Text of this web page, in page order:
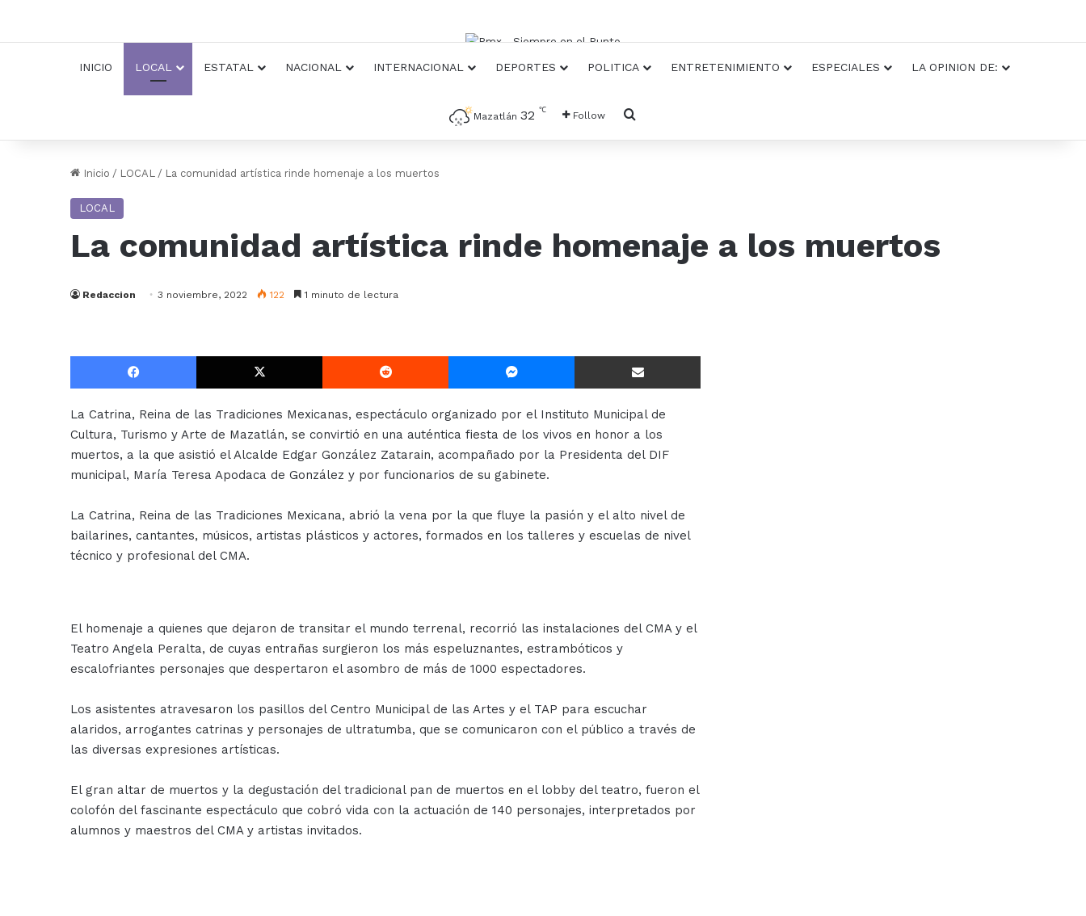
INICIO LOCAL ESTATAL NACIONAL INTERNACIONAL DEPORTES POLITICA ENTRETENIMIENTO ESPECIALES LA OPINION DE:
Mazatlán 32 ℃ Follow Busqueda
Inicio / LOCAL / La comunidad artística rinde homenaje a los muertos
LOCAL
La comunidad artística rinde homenaje a los muertos
Redaccion 3 noviembre, 2022 122 1 minuto de lectura
Facebook X Reddit Messenger Compartir Via E-mail
La Catrina, Reina de las Tradiciones Mexicanas, espectáculo organizado por el Instituto Municipal de
Cultura, Turismo y Arte de Mazatlán, se convirtió en una auténtica fiesta de los vivos en honor a los
muertos, a la que asistió el Alcalde Edgar González Zatarain, acompañado por la Presidenta del DIF
municipal, María Teresa Apodaca de González y por funcionarios de su gabinete.
La Catrina, Reina de las Tradiciones Mexicana, abrió la vena por la que fluye la pasión y el alto nivel de
bailarines, cantantes, músicos, artistas plásticos y actores, formados en los talleres y escuelas de nivel
técnico y profesional del CMA.
El homenaje a quienes que dejaron de transitar el mundo terrenal, recorrió las instalaciones del CMA y el
Teatro Angela Peralta, de cuyas entrañas surgieron los más espeluznantes, estrambóticos y
escalofriantes personajes que despertaron el asombro de más de 1000 espectadores.
Los asistentes atravesaron los pasillos del Centro Municipal de las Artes y el TAP para escuchar
alaridos, arrogantes catrinas y personajes de ultratumba, que se comunicaron con el público a través de
las diversas expresiones artísticas.
El gran altar de muertos y la degustación del tradicional pan de muertos en el lobby del teatro, fueron el
colofón del fascinante espectáculo que cobró vida con la actuación de 140 personajes, interpretados por
alumnos y maestros del CMA y artistas invitados.